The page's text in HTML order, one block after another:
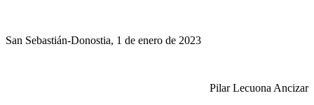
San Sebastián-Donostia, 1 de enero de 2023
Pilar Lecuona Ancizar